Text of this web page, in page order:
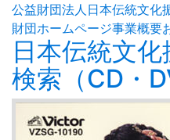
公益財団法人日本伝統文化
財団ホームページ事業概要
日本伝統文
検索（CD・